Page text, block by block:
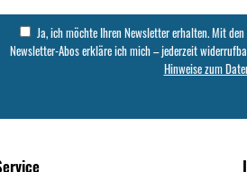
Ja, ich möchte Ihren Newsletter erhalten. Mit
Newsletter-Abos erkläre ich mich – jederzeit
Hinweise zum